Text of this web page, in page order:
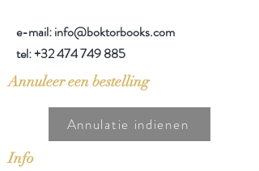
e-mail: info@boktorbooks.com
tel:+32 474 749 885
Annuleer een bestelling
Annulatie indienen
Info